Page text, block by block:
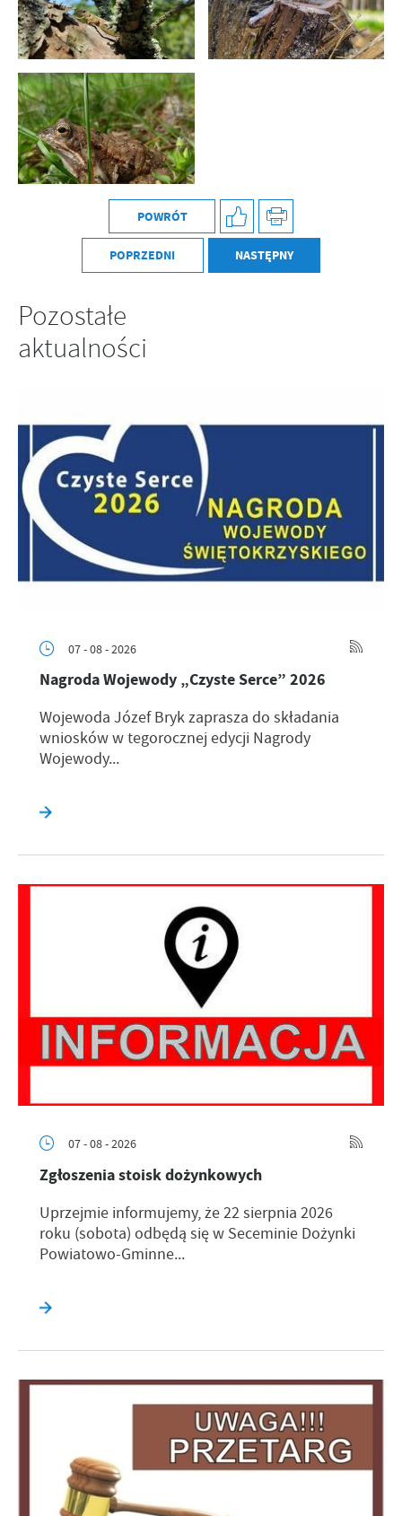
POWRÓT
POPRZEDNI NASTĘPNY
Pozostałe
aktualności
07 - 08 - 2026
Nagroda Wojewody „Czyste Serce” 2026
Wojewoda Józef Bryk zaprasza do składania
wniosków w tegorocznej edycji Nagrody
Wojewody...
07 - 08 - 2026
Zgłoszenia stoisk dożynkowych
Uprzejmie informujemy, że 22 sierpnia 2026
roku (sobota) odbędą się w Seceminie Dożynki
Powiatowo-Gminne...